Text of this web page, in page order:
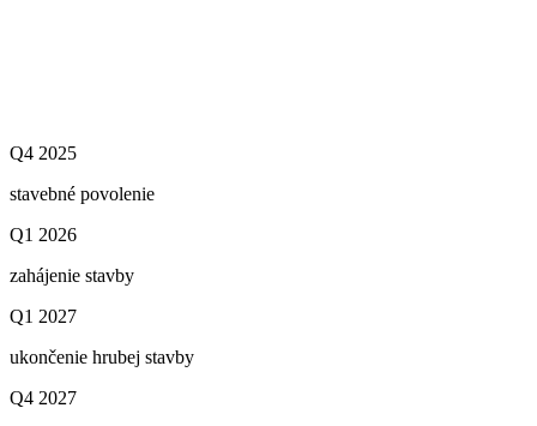
Q4 2025
stavebné povolenie
Q1 2026
zahájenie stavby
Q1 2027
ukončenie hrubej stavby
Q4 2027